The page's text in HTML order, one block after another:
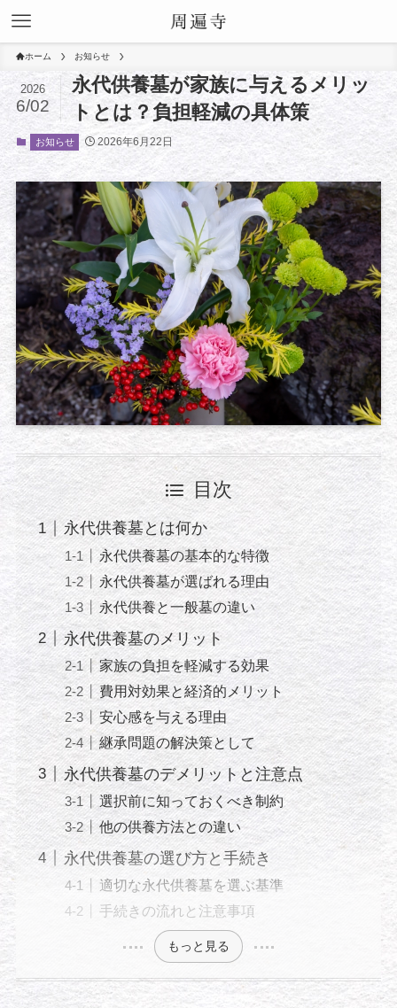
ホーム お知らせ
永代供養墓が家族に与えるメリッ
トとは？負担軽減の具体策
2026
6/02
お知らせ 2026年6月22日
目次
永代供養墓とは何か
永代供養墓の基本的な特徴
永代供養墓が選ばれる理由
永代供養と一般墓の違い
永代供養墓のメリット
家族の負担を軽減する効果
費用対効果と経済的メリット
安心感を与える理由
継承問題の解決策として
永代供養墓のデメリットと注意点
選択前に知っておくべき制約
他の供養方法との違い
永代供養墓の選び方と手続き
適切な永代供養墓を選ぶ基準
手続きの流れと注意事項
もっと見る